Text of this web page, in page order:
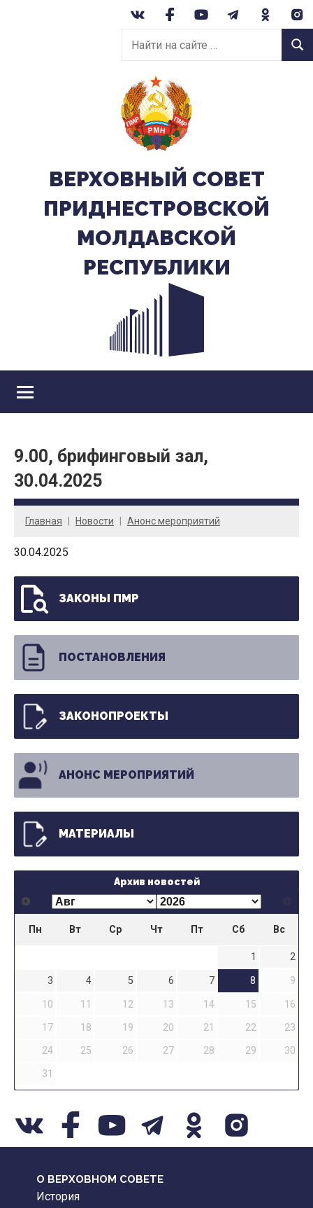
Найти
на
сайте:
ВЕРХОВНЫЙ CОВЕТ
ПРИДНЕСТРОВСКОЙ
МОЛДАВСКОЙ
РЕСПУБЛИКИ
9.00, брифинговый зал,
30.04.2025
Главная Новости Анонс мероприятий
30.04.2025
ЗАКОНЫ ПМР
ПОСТАНОВЛЕНИЯ
ЗАКОНОПРОЕКТЫ
АНОНС МЕРОПРИЯТИЙ
МАТЕРИАЛЫ
Архив новостей
Пн Вт Ср Чт Пт Сб Вс
1
2
3
4 5 6 7 8
9
10
11 12 13 14 15
16
17
18 19 20 21 22
23
24
25 26 27 28 29
30
31
О ВЕРХОВНОМ СОВЕТЕ
История